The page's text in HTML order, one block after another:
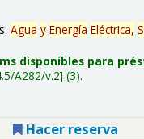
Agua y Energía Eléctrica,
disponibles para
A282/v.2 (3).
Hacer reserva